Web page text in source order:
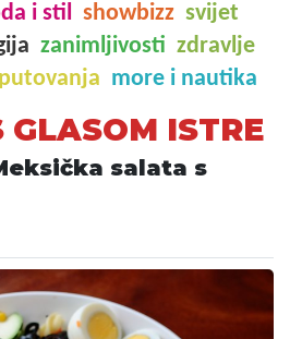
i stil showbizz svijet
zanimljivosti zdravlje
putovanja more i nautika
GLASOM ISTRE
salata s